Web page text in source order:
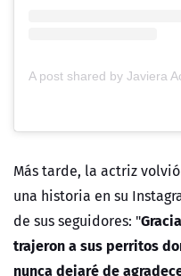
Más tarde, la actriz
una historia en su
de sus seguidores: "
trajeron a sus perritos
nunca dejaré de